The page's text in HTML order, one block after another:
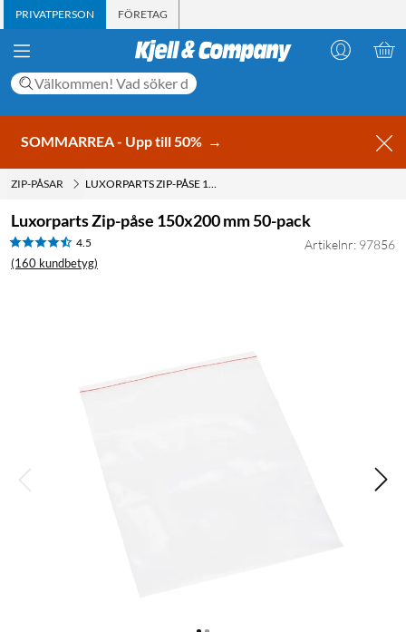
PRIVATPERSON FÖRETAG
SOMMARREA - Upp till 50% →
ZIP-PÅSAR LUXORPARTS ZIP-PÅSE 150X200 MM 50-PACK
Luxorparts Zip-påse 150x200 mm 50-pack
4.5
(160 kundbetyg)
Artikelnr: 97856